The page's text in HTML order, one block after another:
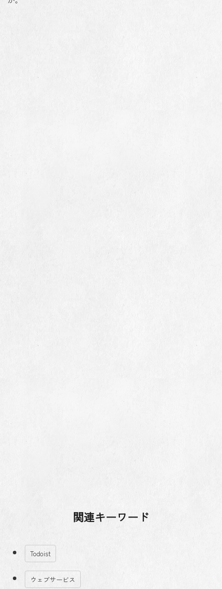
関連キーワード
Todoist
ウェブサービス